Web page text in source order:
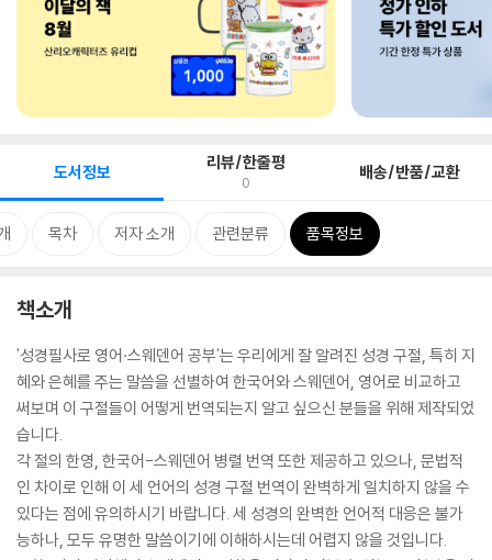
도서정보 리뷰/한줄평
0 배송/반품/교환
목차 저자 소개 관련분류 품목정보
책소개
'성경필사로 영어·스웨덴어 공부'는 우리에게 잘 알려진 성경 구절, 특히 지
혜와 은혜를 주는 말씀을 선별하여 한국어와 스웨덴어, 영어로 비교하고
써보며 이 구절들이 어떻게 번역되는지 알고 싶으신 분들을 위해 제작되었
습니다.
각 절의 한영, 한국어-스웨덴어 병렬 번역 또한 제공하고 있으나, 문법적
인 차이로 인해 이 세 언어의 성경 구절 번역이 완벽하게 일치하지 않을 수
있다는 점에 유의하시기 바랍니다. 세 성경의 완벽한 언어적 대응은 불가
능하나, 모두 유명한 말씀이기에 이해하시는데 어렵지 않을 것입니다.